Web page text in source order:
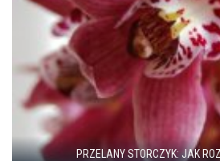
PRZELANY STORCZYK: JAK